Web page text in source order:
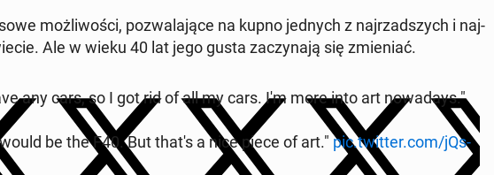
możli­woś­ci, pozwala­jące na kupno jednych z na­jrzad­szych i na­j­
Ale w wieku 40 lat jego gusta za­czy­na­ją się zmieni­ać.
any cars, so I got rid of all my cars. I'm more into art nowa­days."
be the F40. But that's a nice piece of art." pic.twitter.com/jQs­